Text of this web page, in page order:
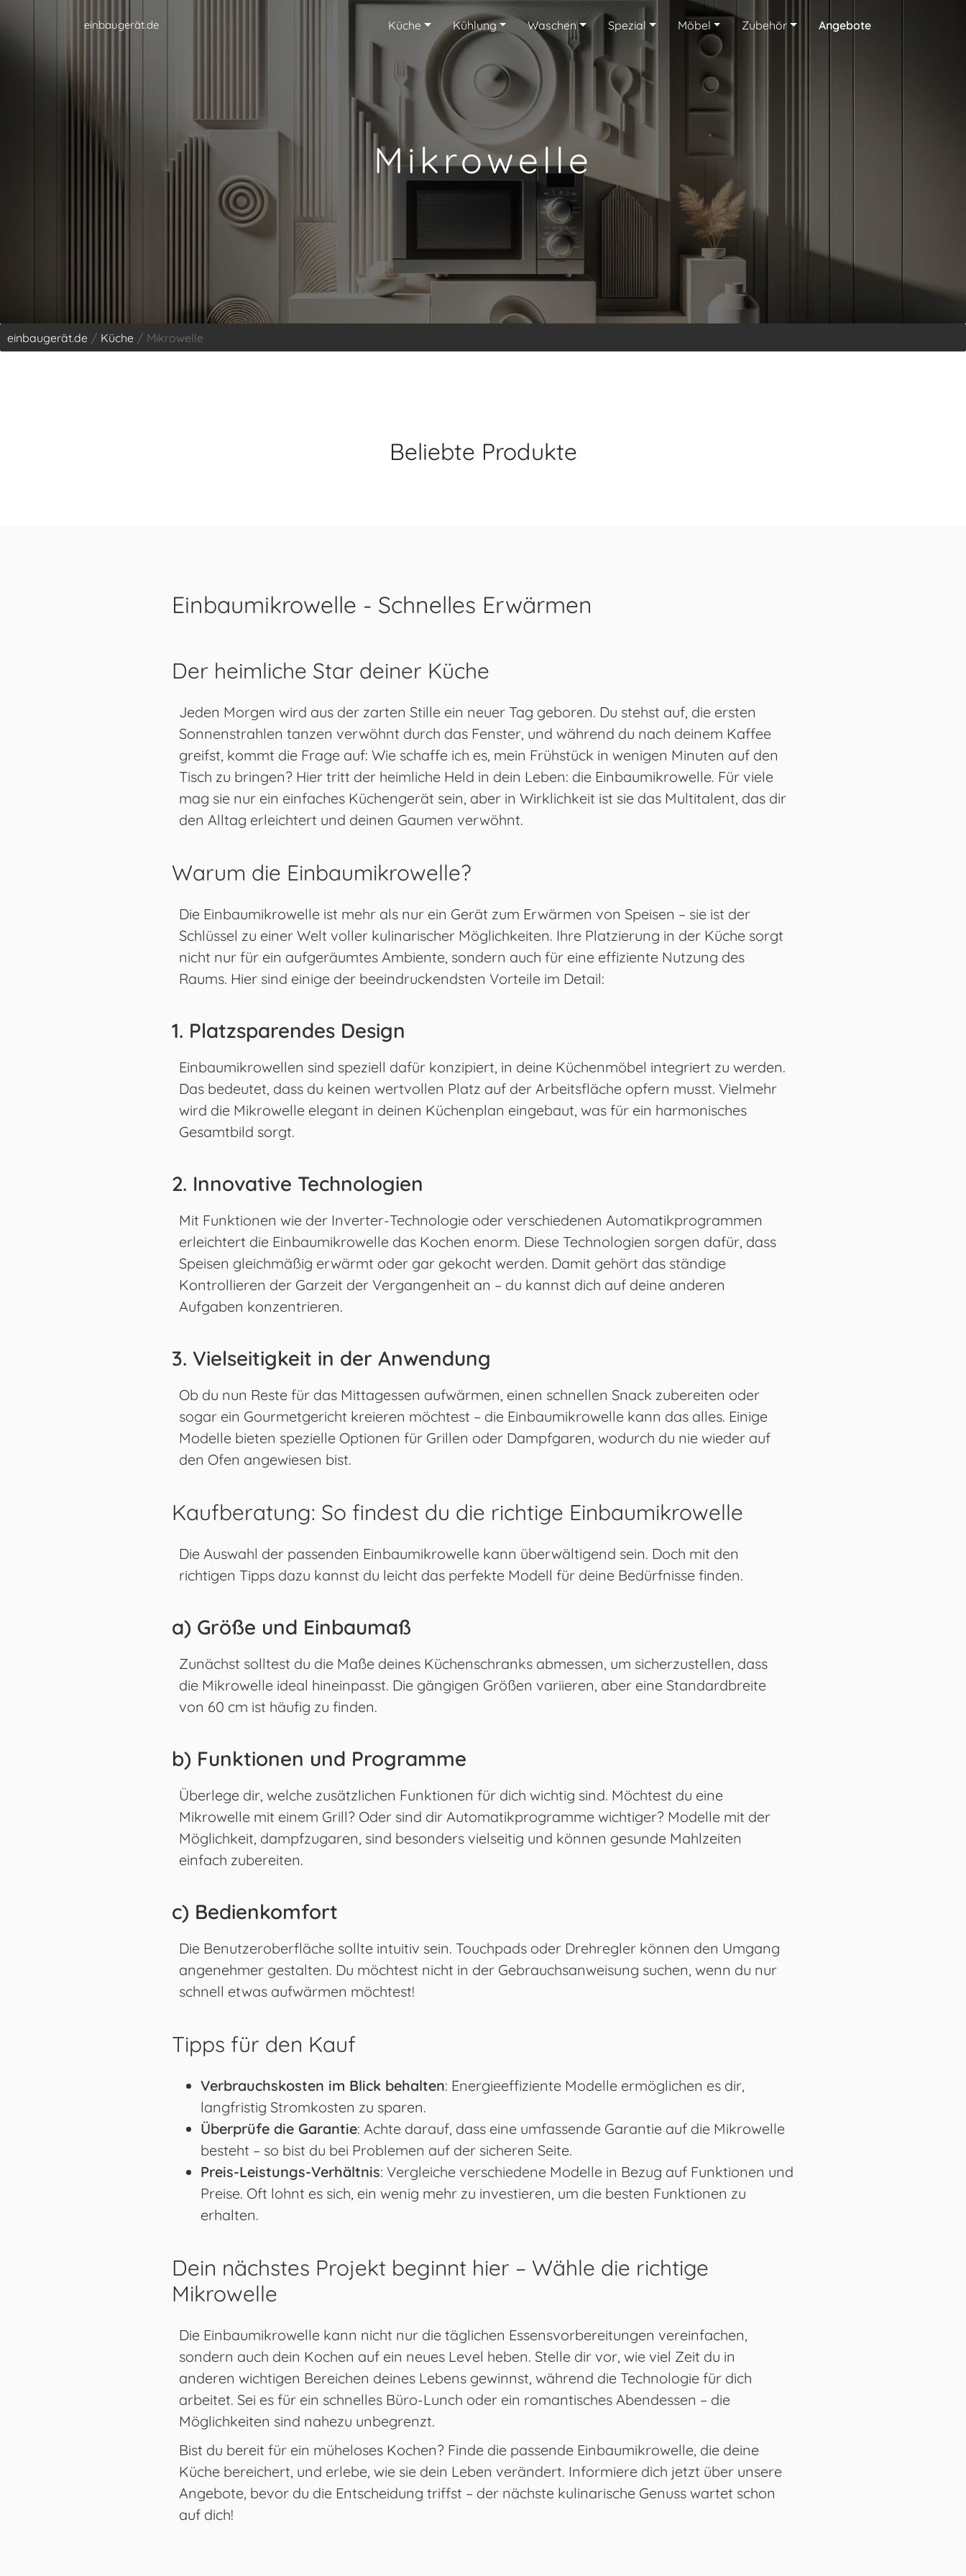
einbaugerät.de Küche Kühlung Waschen Spezial Möbel Zubehör Angebote
Mikrowelle
einbaugerät.de Küche Mikrowelle
Beliebte Produkte
Einbaumikrowelle - Schnelles Erwärmen
Der heimliche Star deiner Küche
Jeden Morgen wird aus der zarten Stille ein neuer Tag geboren. Du stehst auf, die ersten
Sonnenstrahlen tanzen verwöhnt durch das Fenster, und während du nach deinem Kaffee
greifst, kommt die Frage auf: Wie schaffe ich es, mein Frühstück in wenigen Minuten auf den
Tisch zu bringen? Hier tritt der heimliche Held in dein Leben: die Einbaumikrowelle. Für viele
mag sie nur ein einfaches Küchengerät sein, aber in Wirklichkeit ist sie das Multitalent, das dir
den Alltag erleichtert und deinen Gaumen verwöhnt.
Warum die Einbaumikrowelle?
Die Einbaumikrowelle ist mehr als nur ein Gerät zum Erwärmen von Speisen – sie ist der
Schlüssel zu einer Welt voller kulinarischer Möglichkeiten. Ihre Platzierung in der Küche sorgt
nicht nur für ein aufgeräumtes Ambiente, sondern auch für eine effiziente Nutzung des
Raums. Hier sind einige der beeindruckendsten Vorteile im Detail:
1. Platzsparendes Design
Einbaumikrowellen sind speziell dafür konzipiert, in deine Küchenmöbel integriert zu werden.
Das bedeutet, dass du keinen wertvollen Platz auf der Arbeitsfläche opfern musst. Vielmehr
wird die Mikrowelle elegant in deinen Küchenplan eingebaut, was für ein harmonisches
Gesamtbild sorgt.
2. Innovative Technologien
Mit Funktionen wie der Inverter-Technologie oder verschiedenen Automatikprogrammen
erleichtert die Einbaumikrowelle das Kochen enorm. Diese Technologien sorgen dafür, dass
Speisen gleichmäßig erwärmt oder gar gekocht werden. Damit gehört das ständige
Kontrollieren der Garzeit der Vergangenheit an – du kannst dich auf deine anderen
Aufgaben konzentrieren.
3. Vielseitigkeit in der Anwendung
Ob du nun Reste für das Mittagessen aufwärmen, einen schnellen Snack zubereiten oder
sogar ein Gourmetgericht kreieren möchtest – die Einbaumikrowelle kann das alles. Einige
Modelle bieten spezielle Optionen für Grillen oder Dampfgaren, wodurch du nie wieder auf
den Ofen angewiesen bist.
Kaufberatung: So findest du die richtige Einbaumikrowelle
Die Auswahl der passenden Einbaumikrowelle kann überwältigend sein. Doch mit den
richtigen Tipps dazu kannst du leicht das perfekte Modell für deine Bedürfnisse finden.
a) Größe und Einbaumaß
Zunächst solltest du die Maße deines Küchenschranks abmessen, um sicherzustellen, dass
die Mikrowelle ideal hineinpasst. Die gängigen Größen variieren, aber eine Standardbreite
von 60 cm ist häufig zu finden.
b) Funktionen und Programme
Überlege dir, welche zusätzlichen Funktionen für dich wichtig sind. Möchtest du eine
Mikrowelle mit einem Grill? Oder sind dir Automatikprogramme wichtiger? Modelle mit der
Möglichkeit, dampfzugaren, sind besonders vielseitig und können gesunde Mahlzeiten
einfach zubereiten.
c) Bedienkomfort
Die Benutzeroberfläche sollte intuitiv sein. Touchpads oder Drehregler können den Umgang
angenehmer gestalten. Du möchtest nicht in der Gebrauchsanweisung suchen, wenn du nur
schnell etwas aufwärmen möchtest!
Tipps für den Kauf
Verbrauchskosten im Blick behalten: Energieeffiziente Modelle ermöglichen es dir,
langfristig Stromkosten zu sparen.
Überprüfe die Garantie: Achte darauf, dass eine umfassende Garantie auf die Mikrowelle
besteht – so bist du bei Problemen auf der sicheren Seite.
Preis-Leistungs-Verhältnis: Vergleiche verschiedene Modelle in Bezug auf Funktionen und
Preise. Oft lohnt es sich, ein wenig mehr zu investieren, um die besten Funktionen zu
erhalten.
Dein nächstes Projekt beginnt hier – Wähle die richtige
Mikrowelle
Die Einbaumikrowelle kann nicht nur die täglichen Essensvorbereitungen vereinfachen,
sondern auch dein Kochen auf ein neues Level heben. Stelle dir vor, wie viel Zeit du in
anderen wichtigen Bereichen deines Lebens gewinnst, während die Technologie für dich
arbeitet. Sei es für ein schnelles Büro-Lunch oder ein romantisches Abendessen – die
Möglichkeiten sind nahezu unbegrenzt.
Bist du bereit für ein müheloses Kochen? Finde die passende Einbaumikrowelle, die deine
Küche bereichert, und erlebe, wie sie dein Leben verändert. Informiere dich jetzt über unsere
Angebote, bevor du die Entscheidung triffst – der nächste kulinarische Genuss wartet schon
auf dich!